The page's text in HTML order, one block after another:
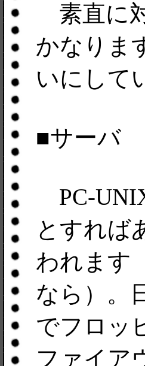
素直に
かなりま
いにして
■サーバ
PC-
とすれば
われます
なら）。
でフロッ
ファイア